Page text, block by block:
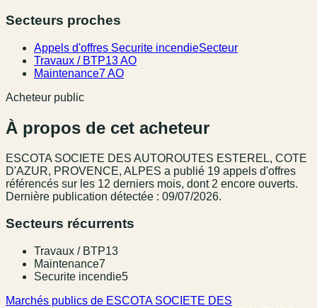
Secteurs proches
Appels d'offres Securite incendieSecteur
Travaux / BTP13 AO
Maintenance7 AO
Acheteur public
À propos de cet acheteur
ESCOTA SOCIETE DES AUTOROUTES ESTEREL, COTE
D'AZUR, PROVENCE, ALPES a publié 19 appel s d'offres
référencés sur les 12 derniers mois, dont 2 encore ouverts.
Dernière publication détectée : 09/07/2026.
Secteurs récurrents
Travaux / BTP13
Maintenance7
Securite incendie5
Marchés publics de ESCOTA SOCIETE DES